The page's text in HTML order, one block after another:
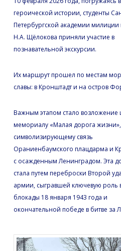
героической истории, студенты
Петербургской академии
Н.А. Щёлокова приняли участие в
познавательной экскурсии.
Их маршрут прошел по местам
славы: в Кронштадт и на остров
Важным этапом стало возложение
мемориалу «Малая дорога жизни»,
символизирующему связь
Ораниенбаумского плацдарма и
с осажденным Ленинградом. Эта
стала путем переброски Второй
армии, сыгравшей ключевую роль
блокады 18 января 1943 года и
окончательной победе в битве за